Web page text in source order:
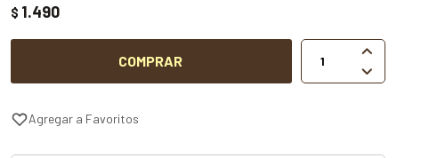
$ 1.490
COMPRAR

